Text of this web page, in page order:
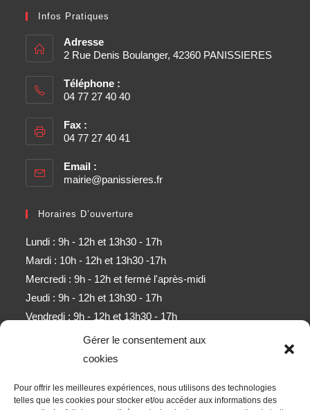
Gérer le consentement aux
cookies
Pour offrir les meilleures expériences, nous utilisons des technologies
telles que les cookies pour stocker et/ou accéder aux informations des
Infos Pratiques
Adresse
2 Rue Denis Boulanger, 42360 PANISSIERES
Téléphone :
04 77 27 40 40
Fax :
04 77 27 40 41
Email :
mairie@panissieres.fr
Horaires D’ouverture
Lundi : 9h - 12h et 13h30 - 17h
Mardi : 10h - 12h et 13h30 -17h
Mercredi : 9h - 12h et fermé l'après-midi
Jeudi : 9h - 12h et 13h30 - 17h
Vendredi : 9h - 12h et 13h30 - 17h
Samedi : 9h - 11h (sauf mois d'août)
Obtenez l’ensemble des derniers contenus par e-mail.